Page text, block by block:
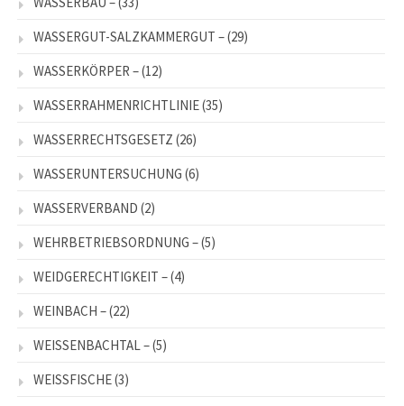
WASSERGUT-SALZKAMMERGUT –(29)
WASSERKÖRPER –(12)
WASSERRAHMENRICHTLINIE(35)
WASSERRECHTSGESETZ (26)
WASSERUNTERSUCHUNG (6)
WASSERVERBAND (2)
WEHRBETRIEBSORDNUNG –(5)
WEIDGERECHTIGKEIT –(4)
WEINBACH –(22)
WEISSENBACHTAL –(5)
WEISSFISCHE(3)